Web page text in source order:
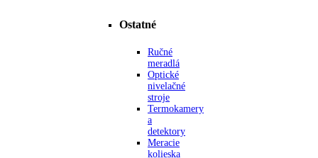
Ostatné
Ručné
meradlá
Optické
nivelačné
stroje
Termokamery
a
detektory
Meracie
kolieska